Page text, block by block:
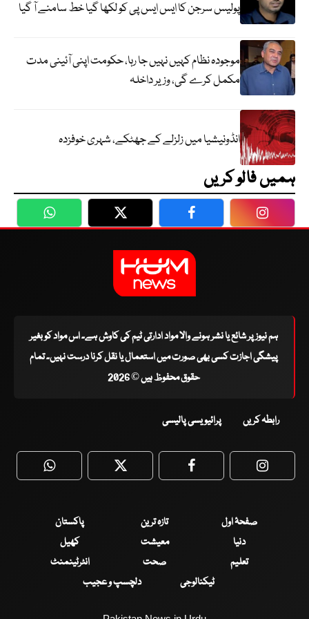
پولیس سرجن کا ایس ایس پی کو لکھا گیا خط سامنے آ گیا
موجودہ نظام کہیں نہیں جا رہا، حکومت اپنی آئینی مدت
مکمل کرے گی، وزیر داخلہ
انڈونیشیا میں زلزلے کے جھٹکے، شہری خوفزدہ
ہمیں فالو کریں
WhatsApp Twitter Facebook
ہم نیوز پر شائع یا نشر ہونے والا مواد ادارتی ٹیم کی کاوش ہے۔ اس مواد کو بغیر
پیشگی اجازت کسی بھی صورت میں استعمال یا نقل کرنا درست نہیں۔ تمام
حقوق محفوظ ہیں © 2026
رابطہ کریں پرائیویسی پالیسی
WhatsApp Twitter Facebook
صفحۂ اول تازہ ترین
پاکستان
دنیا
معیشت
کھیل
تعلیم
صحت
انٹرٹینمنٹ
ٹیکنالوجی
دلچسپ و عجیب